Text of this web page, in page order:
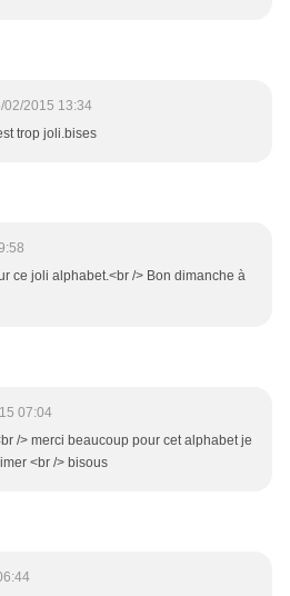
02/2015 13:34
trop joli.bises
ce joli alphabet.<br /> Bon dimanche à
07:04
/> merci beaucoup pour cet alphabet je
<br /> bisous